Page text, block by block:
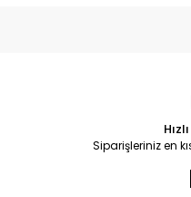
Siparişleriniz en